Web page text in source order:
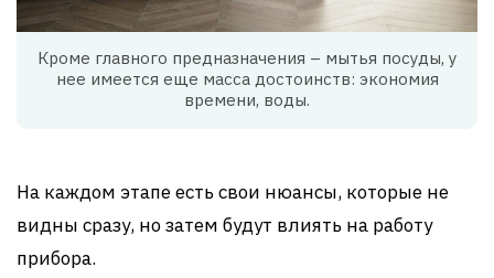
Кроме главного предназначения – мытья посуды, у
нее имеется еще масса достоинств: экономия
времени, воды.
На каждом этапе есть свои нюансы, которые не
видны сразу, но затем будут влиять на работу
прибора.